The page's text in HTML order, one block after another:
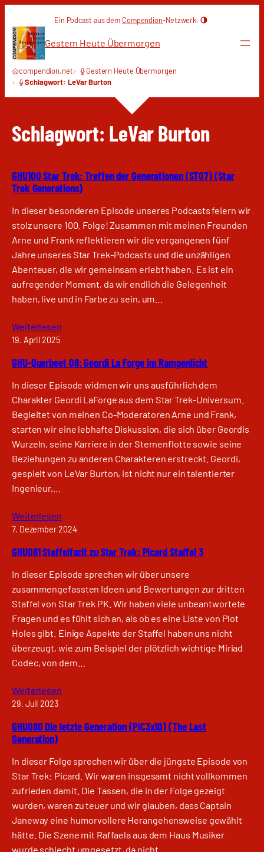
Inhalt
springen
Ein Podcast aus dem Compendion-Netzwerk.
Gestern Heute Übermorgen
compendion.net
Gestern Heute Übermorgen
Schlagwort: LeVar Burton
Schlagwort: LeVar Burton
GHU100 Star Trek: Treffen der Generationen (ST07) (Star
Trek Generations)
In dieser besonderen Episode unseres Podcasts feiern wir
stolz unsere 100. Folge! Zusammen mit meinen Freunden
Arne und Frank reflektieren wir die vergangenen fünf
Jahre unseres Star Trek-Podcasts und die unzähligen
Abenteuer, die wir gemeinsam erlebt haben. Es ist ein
aufregender Moment, da wir endlich die Gelegenheit
haben, live und in Farbe zu sein, um…
Weiterlesen
19. April 2025
GHU-Querbeet 08: Geordi La Forge im Rampenlicht
In dieser Episode widmen wir uns ausführlich dem
Charakter Geordi LaForge aus dem Star Trek-Universum.
Begleitet von meinen Co-Moderatoren Arne und Frank,
starten wir eine lebhafte Diskussion, die sich über Geordis
Wurzeln, seine Karriere in der Sternenflotte sowie seine
Beziehungen zu anderen Charakteren erstreckt. Geordi,
gespielt von LeVar Burton, ist nicht nur ein talentierter
Ingenieur,…
Weiterlesen
7. Dezember 2024
GHU081 Staffelfazit zu Star Trek: Picard Staffel 3
In dieser Episode sprechen wir über unsere
zusammengefassten Ideen und Bewertungen zur dritten
Staffel von Star Trek PK. Wir haben viele unbeantwortete
Fragen und es fühlt sich an, als ob es eine Liste von Plot
Holes gibt. Einige Aspekte der Staffel haben uns nicht
überzeugt, wie zum Beispiel der plötzlich wichtige Miriad
Codec, von dem…
Weiterlesen
29. Juli 2023
GHU080 Die letzte Generation (PIC3x10) (The Last
Generation)
In dieser Folge sprechen wir über die jüngste Episode von
Star Trek: Picard. Wir waren insgesamt nicht vollkommen
zufrieden damit. Die Tassen, die in der Folge gezeigt
wurden, waren zu teuer und wir glauben, dass Captain
Janeway eine humorvollere Herangehensweise gewählt
hätte. Die Szene mit Raffaela aus dem Haus Musiker
wurde schlecht umgesetzt, da nicht…